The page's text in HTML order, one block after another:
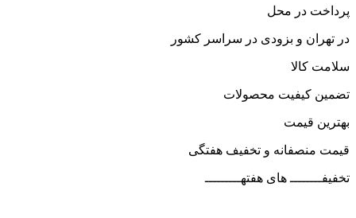
پرداخت در محل
در تهران و بزودی در سراسر کشور
سلامت کالا
تضمین کیفیت محصولات
بهترین قیمت
قیمت منصفانه و تخفیف هفتگی
تخفیفــــــــ های هفتهـــــــــ